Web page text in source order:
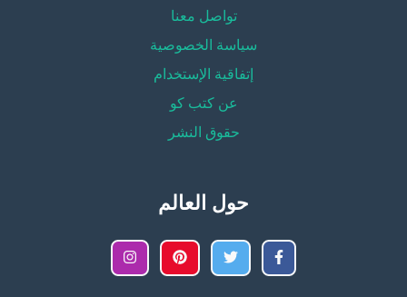
تواصل معنا
سياسة الخصوصية
إتفاقية الإستخدام
عن كتب كو
حقوق النشر
حول العالم